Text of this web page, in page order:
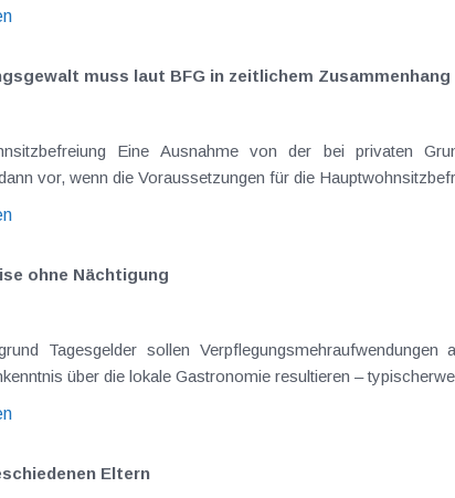
muss laut BFG in zeitlichem
regelmäßig anfallenden
vor, wenn die Voraussetzungen für die
ohne Nächtigung
Dienstreisen
über die lokale Gastronomie resultieren –
Eltern